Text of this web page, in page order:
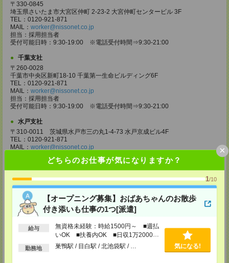
どちらのお仕事が気になりますか？
1/10
【オープニング募集】おばあちゃんのお散歩
付き添いも仕事の1つ[派遣]
給与
無資格未経験：時給1500円～ ■週払
いOK ■扶養内OK ■日収1万2000円
以上
勤務地 巣鴨駅 / 目白駅 / 北池袋駅 / … 気になる!
×
〒330-0845
埼玉県さいたま市大宮区仲町 2-23-2 大宮仲町センタービル 3F
TEL：0120-921-871
MAIL： worker@nissonet.co.jp
担当：採用担当者
受付可能日時：9:30-19:00 ※電話受付時間⇒9:30-21:00
千葉支社
〒260-0028
千葉市中央区新町18-10 千葉第一生命ビルディング6F
TEL：0120-921-871
MAIL： worker@nissonet.co.jp
担当：採用担当者
受付可能日時：9:30-19:00 ※電話受付時間⇒9:30-21:00
水戸支社
〒310-0011 茨城県水戸市三の丸1-4-73 水戸京成ビル4F
TEL：0120-921-871
MAIL： worker@nissonet.co.jp
受付可能日時：9:30-19:00 ※電話受付時間⇒9:30-21:00
宇都宮支社
〒320-0811 栃木県宇都宮市大通り1-2-11 フコク生命ビル4F
TEL：0120-921-871
MAIL：worker@nissonet.co.jp
担当：採用担当者
受付可能日時：9:30-19:00 ※電話受付時間⇒9:30-21:00
埼玉県さいたま市大宮区仲町2-23-2 大宮仲町センタービル3F（さいたま
支社内）